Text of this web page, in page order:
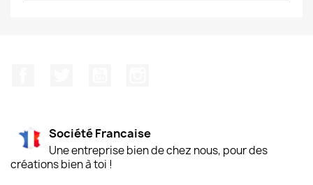
Société Francaise
Une entreprise bien de chez nous, pour des
créations bien à toi !